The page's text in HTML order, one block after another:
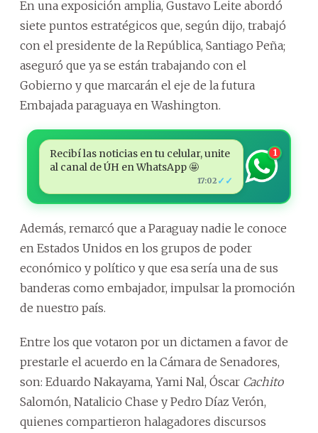
En una exposición amplia, Gustavo Leite abordó
siete puntos estratégicos que, según dijo, trabajó
con el presidente de la República, Santiago Peña;
aseguró que ya se están trabajando con el
Gobierno y que marcarán el eje de la futura
Embajada paraguaya en Washington.
Recibí las noticias en tu celular, unite
al canal de ÚH en WhatsApp 🤩
17:02 ✓✓
1
Además, remarcó que a Paraguay nadie le conoce
en Estados Unidos en los grupos de poder
económico y político y que esa sería una de sus
banderas como embajador, impulsar la promoción
de nuestro país.
Entre los que votaron por un dictamen a favor de
prestarle el acuerdo en la Cámara de Senadores,
son: Eduardo Nakayama, Yami Nal, Óscar Cachito
Salomón, Natalicio Chase y Pedro Díaz Verón,
quienes compartieron halagadores discursos